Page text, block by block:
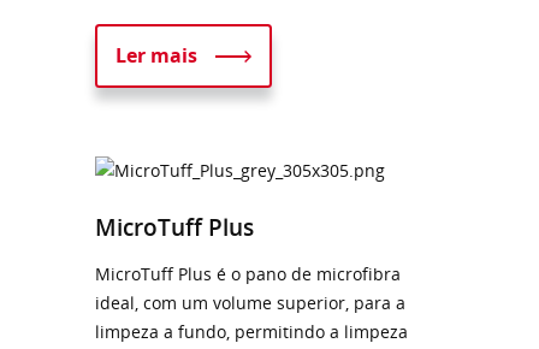
Ler mais
MicroTuff Plus
MicroTuff Plus é o pano de microfibra
ideal, com um volume superior, para a
limpeza a fundo, permitindo a limpeza